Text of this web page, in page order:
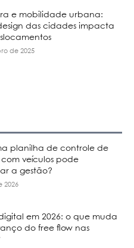
e mobilidade urbana:
das cidades impacta
de 2025
planilha de controle de
com veículos pode
a gestão?
2026
em 2026: o que muda
do free flow nas